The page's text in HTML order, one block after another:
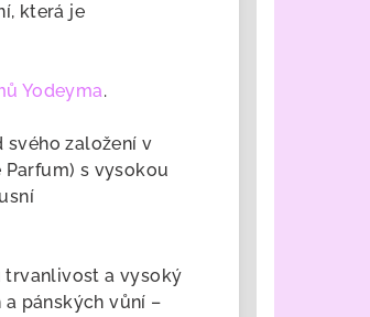
která je
Yodeyma.
svého založení v
s vysokou
trvanlivost a vysoký
pánských vůní –